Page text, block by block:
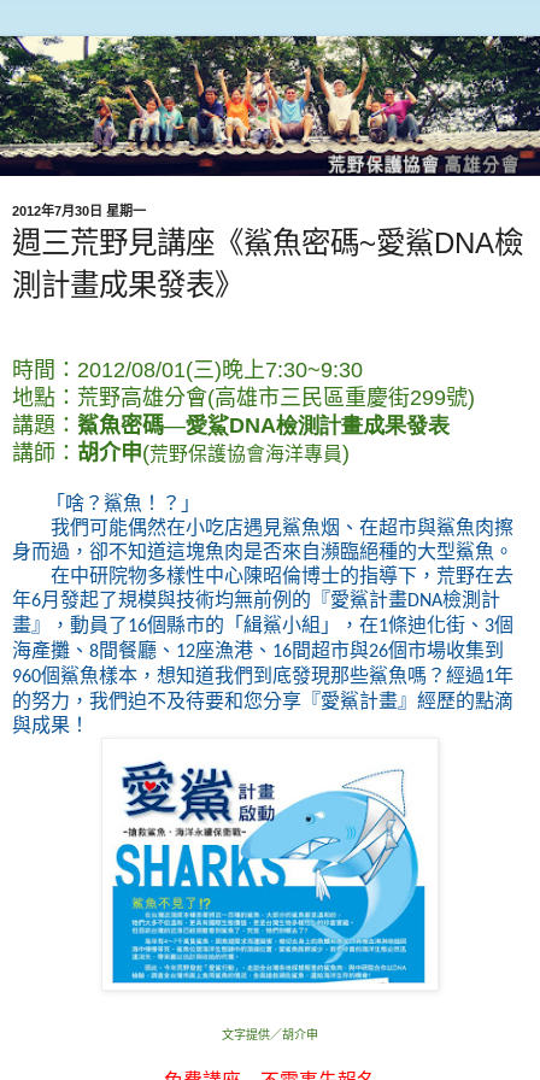
2012年7月30日 星期一
週三荒野見講座《鯊魚密碼~愛鯊DNA檢
測計畫成果發表》
時間：2012/08/01(三)晚上7:30~9:30
地點：荒野高雄分會(高雄市三民區重慶街299號)
講題： 鯊魚密碼—愛鯊DNA檢測計畫成果發表
講師： 胡介申(荒野保護協會海洋專員)
「啥？鯊魚！？」
我們可能偶然在小吃店遇見鯊魚烟、在超市與鯊魚肉擦
身而過，卻不知道這塊魚肉是否來自瀕臨絕種的大型鯊魚。
在中研院物多樣性中心陳昭倫博士的指導下，荒野在去
年6月發起了規模與技術均無前例的『愛鯊計畫DNA檢測計
畫』，動員了16個縣市的「緝鯊小組」，在1條迪化街、 3個
海產攤、 8間餐廳、 12座漁港、 16間超市與26個市場收集到
960個鯊魚樣本，想知道我們到底發現那些鯊魚嗎？經過1年
的努力，我們迫不及待要和您分享『愛鯊計畫』經歷的點滴
與成果！
文字提供／胡介申